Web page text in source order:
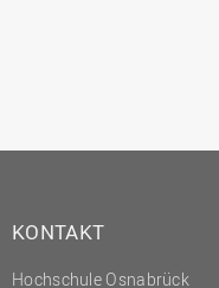
KONTAKT
Hochschule Osnabrück